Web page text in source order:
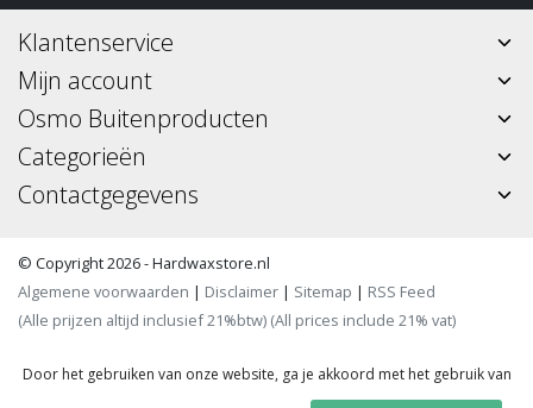
Klantenservice
Mijn account
Osmo Buitenproducten
Categorieën
Contactgegevens
© Copyright 2026 - Hardwaxstore.nl
Algemene voorwaarden | Disclaimer | Sitemap | RSS Feed
(Alle prijzen altijd inclusief 21%btw) (All prices include 21% vat)
Door het gebruiken van onze website, ga je akkoord met het gebruik van